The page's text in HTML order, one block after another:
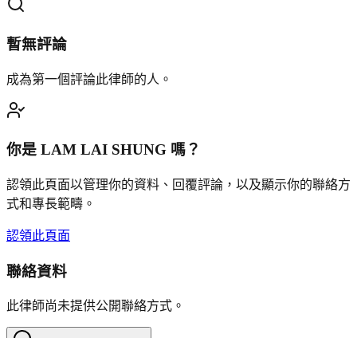
暫無評論
成為第一個評論此律師的人。
你是 LAM LAI SHUNG 嗎？
認領此頁面以管理你的資料、回覆評論，以及顯示你的聯絡方
式和專長範疇。
認領此頁面
聯絡資料
此律師尚未提供公開聯絡方式。